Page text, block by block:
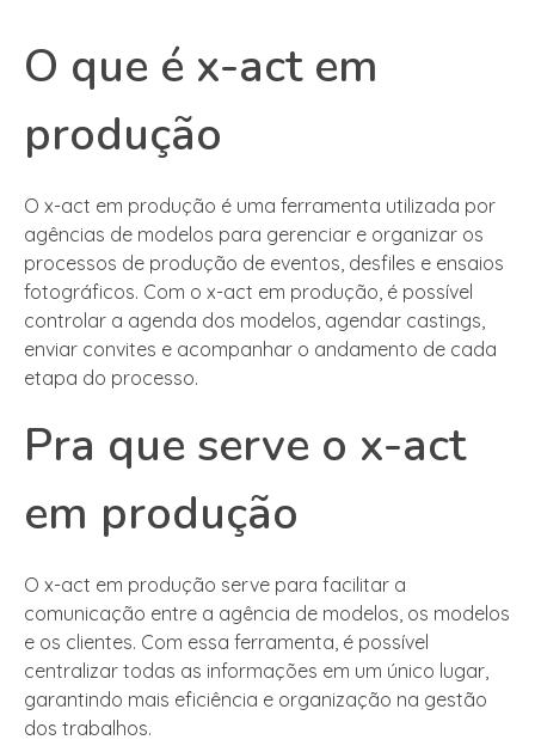
O que é x-act em
produção
O x-act em produção é uma ferramenta utilizada por
agências de modelos para gerenciar e organizar os
processos de produção de eventos, desfiles e ensaios
fotográficos. Com o x-act em produção, é possível
controlar a agenda dos modelos, agendar castings,
enviar convites e acompanhar o andamento de cada
etapa do processo.
Pra que serve o x-act
em produção
O x-act em produção serve para facilitar a
comunicação entre a agência de modelos, os modelos
e os clientes. Com essa ferramenta, é possível
centralizar todas as informações em um único lugar,
garantindo mais eficiência e organização na gestão
dos trabalhos.